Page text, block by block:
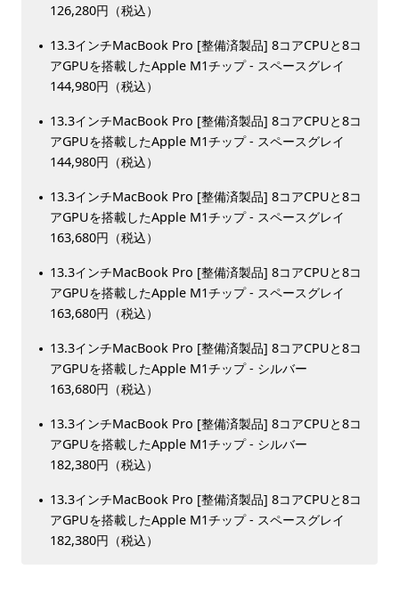
126,280円（税込）
13.3インチMacBook Pro [整備済製品] 8コアCPUと8コ
アGPUを搭載したApple M1チップ - スペースグレイ
144,980円（税込）
13.3インチMacBook Pro [整備済製品] 8コアCPUと8コ
アGPUを搭載したApple M1チップ - スペースグレイ
144,980円（税込）
13.3インチMacBook Pro [整備済製品] 8コアCPUと8コ
アGPUを搭載したApple M1チップ - スペースグレイ
163,680円（税込）
13.3インチMacBook Pro [整備済製品] 8コアCPUと8コ
アGPUを搭載したApple M1チップ - スペースグレイ
163,680円（税込）
13.3インチMacBook Pro [整備済製品] 8コアCPUと8コ
アGPUを搭載したApple M1チップ - シルバー
163,680円（税込）
13.3インチMacBook Pro [整備済製品] 8コアCPUと8コ
アGPUを搭載したApple M1チップ - シルバー
182,380円（税込）
13.3インチMacBook Pro [整備済製品] 8コアCPUと8コ
アGPUを搭載したApple M1チップ - スペースグレイ
182,380円（税込）